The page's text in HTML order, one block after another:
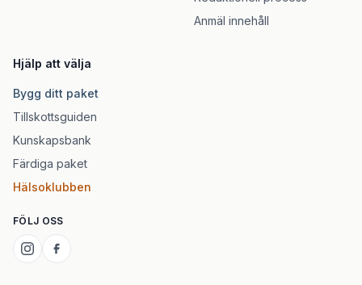
Anmäl innehåll
Hjälp att välja
Bygg ditt paket
Tillskottsguiden
Kunskapsbank
Färdiga paket
Hälsoklubben
FÖLJ OSS